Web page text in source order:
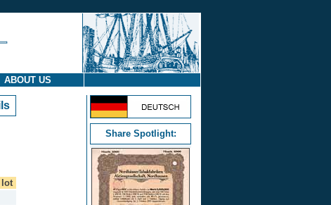
ABOUT US
lot
Share Spotlight: